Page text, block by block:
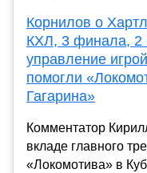
Корнилов о
КХЛ, 3 финала, 2
управление
помогли
Гагарина»
Комментатор
вкладе главного
«Локомотива» в